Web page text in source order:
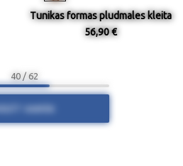
Tunikas formas pludmales kleita
56,90 €
40 / 62